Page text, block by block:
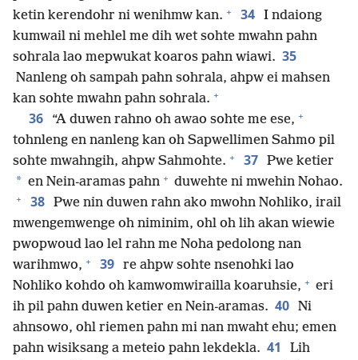
ketin kerendohr ni wenihmw kan. + 34 I ndaiong
kumwail ni mehlel me dih wet sohte mwahn pahn
sohrala lao mepwukat koaros pahn wiawi. 35
Nanleng oh sampah pahn sohrala, ahpw ei mahsen
kan sohte mwahn pahn sohrala. +
36 “A duwen rahno oh awao sohte me ese, +
tohnleng en nanleng kan oh Sapwellimen Sahmo pil
sohte mwahngih, ahpw Sahmohte. + 37 Pwe ketier
* en Nein-aramas pahn + duwehte ni mwehin Nohao.
+ 38 Pwe nin duwen rahn ako mwohn Nohliko, irail
mwengemwenge oh niminim, ohl oh lih akan wiewie
pwopwoud lao lel rahn me Noha pedolong nan
warihmwo, + 39 re ahpw sohte nsenohki lao
Nohliko kohdo oh kamwomwirailla koaruhsie, + eri
ih pil pahn duwen ketier en Nein-aramas. 40 Ni
ahnsowo, ohl riemen pahn mi nan mwaht ehu; emen
pahn wisiksang a meteio pahn lekdekla. 41
Lih